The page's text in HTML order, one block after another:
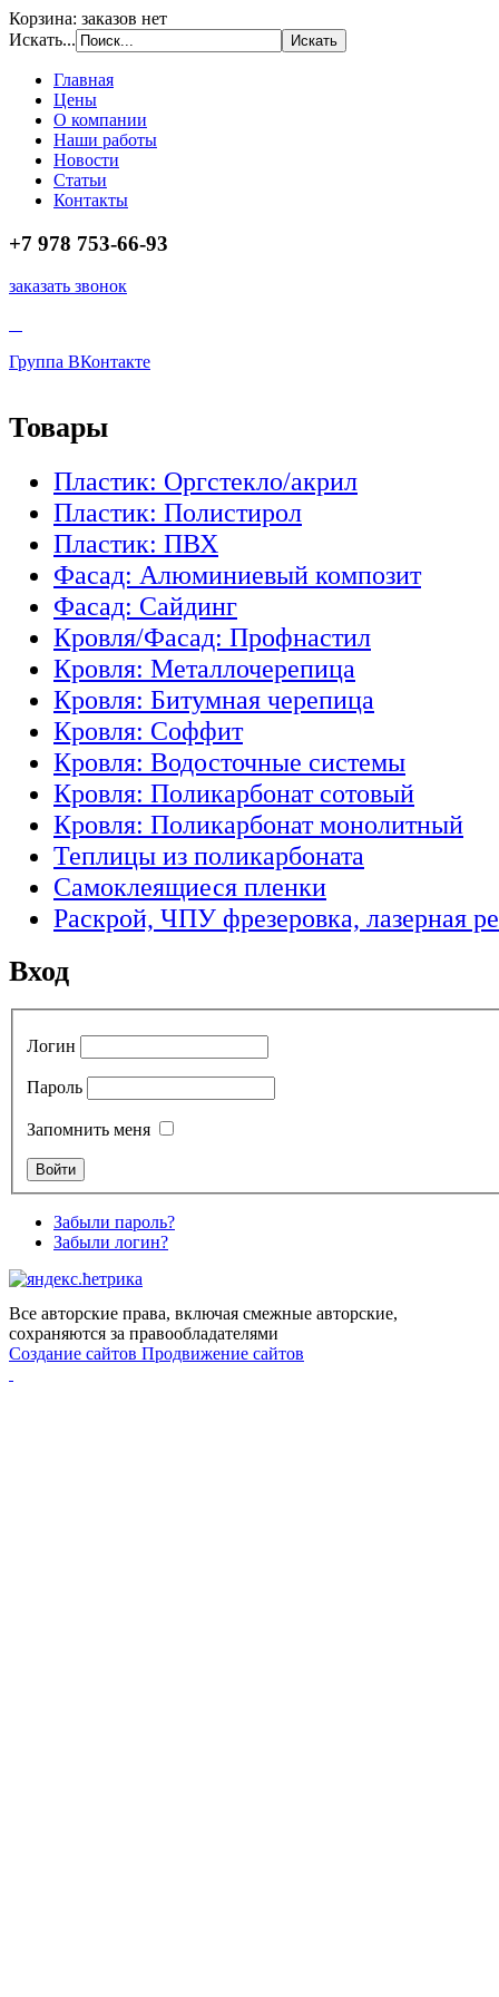
Корзина: заказов нет
Искать...
Главная
Цены
О компании
Наши работы
Новости
Статьи
Контакты
+7 978 753-66-93
заказать звонок
Группа ВКонтакте
Товары
Пластик: Оргстекло/акрил
Пластик: Полистирол
Пластик: ПВХ
Фасад: Алюминиевый композит
Фасад: Сайдинг
Кровля/Фасад: Профнастил
Кровля: Металлочерепица
Кровля: Битумная черепица
Кровля: Соффит
Кровля: Водосточные системы
Кровля: Поликарбонат сотовый
Кровля: Поликарбонат монолитный
Теплицы из поликарбоната
Самоклеящиеся пленки
Раскрой, ЧПУ фрезеровка, лазерная
Вход
Логин
Пароль
Запомнить меня
Забыли пароль?
Забыли логин?
Все авторские права, включая смежные авторские,
сохраняются за правообладателями
Создание сайтов Продвижение сайтов